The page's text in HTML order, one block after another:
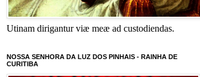
Utinam dirigantur viæ meæ ad custodiendas.
NOSSA SENHORA DA LUZ DOS PINHAIS - RAINHA DE
CURITIBA